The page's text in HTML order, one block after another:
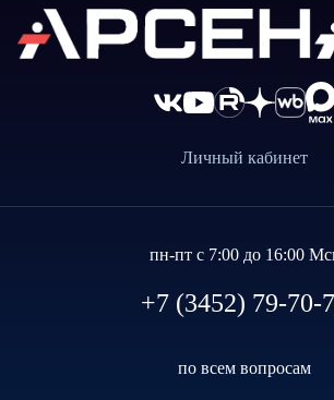
Личный кабинет
пн-пт с 7:00 до 16:00
+7 (3452) 79-70-
по всем вопросам